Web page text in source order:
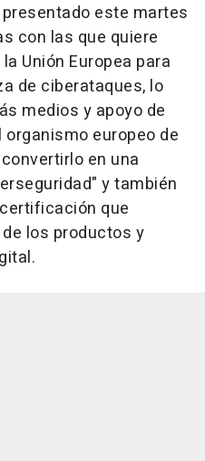
este martes
con las que quiere
Unión Europea para
de ciberataques, lo
medios y apoyo de
europeo de
en una
y también
que
los productos y